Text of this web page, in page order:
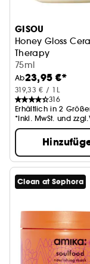
GISOU
Honey Gloss
Therapy
Haarmaske
75ml
Ab23,95 €*
319,33 € / 1L
316
Erhältlich in 2
*Inkl. MwSt. und
Clean at Sephora